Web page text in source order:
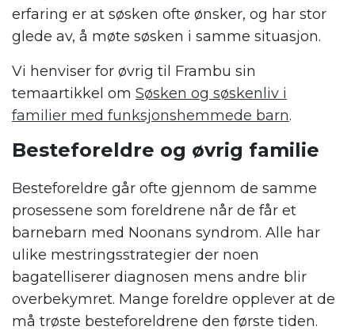
erfaring er at søsken ofte ønsker, og har stor
glede av, å møte søsken i samme situasjon.
Vi henviser for øvrig til Frambu sin
temaartikkel om Søsken og søskenliv i
familier med funksjonshemmede barn.
Besteforeldre og øvrig familie
Besteforeldre går ofte gjennom de samme
prosessene som foreldrene når de får et
barnebarn med Noonans syndrom. Alle har
ulike mestringsstrategier der noen
bagatelliserer diagnosen mens andre blir
overbekymret. Mange foreldre opplever at de
må trøste besteforeldrene den første tiden.